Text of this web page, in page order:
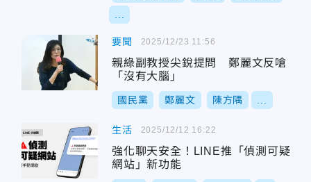
要聞
親綠副教授尖銳提問 鄭麗文反嗆
「沒有大腦」
國民黨 鄭麗文 陳方隅
2025/12/23 11:56
生活
強化聊天安全！LINE推「偵測可疑
網站」新功能
2025/12/12 16:22